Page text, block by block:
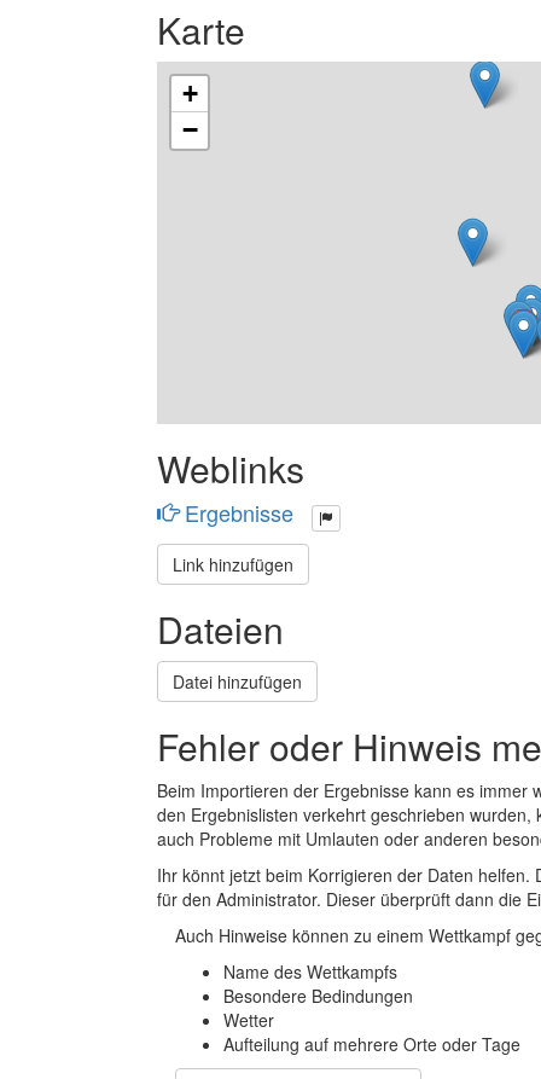
Karte
+
−
Weblinks
Ergebnisse
Link hinzufügen
Dateien
Datei hinzufügen
Fehler oder Hinweis
Beim Importieren der Ergebnisse kann es
den Ergebnislisten verkehrt geschrieben
auch Probleme mit Umlauten oder anderen
Ihr könnt jetzt beim Korrigieren der Daten
für den Administrator. Dieser überprüft dann die
Auch Hinweise können zu einem Wettkampf
Name des Wettkampfs
Besondere Bedindungen
Wetter
Aufteilung auf mehrere Orte oder Tage